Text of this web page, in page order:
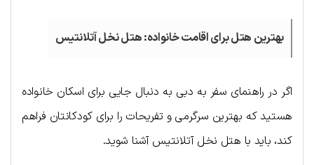
بهترین هتل برای اقامت خانواده: هتل نخل آتلانتیس
اگر در راهنمای سفر به دبی به دنبال جایی برای اسکان خانواده
هستید که بهترین سرگرمی و تفریحات را برای کودکانتان فراهم
کند، باید با هتل نخل آتلانتیس آشنا شوید.